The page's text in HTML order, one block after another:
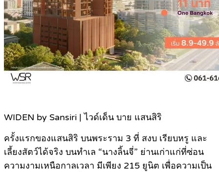
WIDEN by Sansiri | ไวด์เด็น บาย แสนสิริ
ครั้งแรกของแสนสิริ บนพระราม 3 ที่ สงบ เรียบหรู และ
เลี้ยงสัตว์ได้จริง บนทำเล “นางลิ้นจี่” ย่านเก่าแก่ที่ซ่อน
ความงามเหนือกาลเวลา มีเพียง 215 ยูนิต เพื่อความเป็น